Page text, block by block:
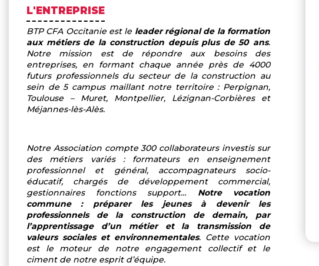
L'ENTREPRISE
BTP CFA Occitanie est le leader régional de la formation
aux métiers de la construction depuis plus de 50 ans.
Notre mission est de répondre aux besoins des
entreprises, en formant chaque année près de 4000
futurs professionnels du secteur de la construction au
sein de 5 campus maillant notre territoire : Perpignan,
Toulouse – Muret, Montpellier, Lézignan-Corbières et
Méjannes-lès-Alès.
Notre Association compte 300 collaborateurs investis sur
des métiers variés : formateurs en enseignement
professionnel et général, accompagnateurs socio-
éducatif, chargés de développement commercial,
gestionnaires fonctions support… Notre vocation
commune : préparer les jeunes à devenir les
professionnels de la construction de demain, par
l’apprentissage d’un métier et la transmission de
valeurs sociales et environnementales. Cette vocation
est le moteur de notre engagement collectif et le
ciment de notre esprit d’équipe.